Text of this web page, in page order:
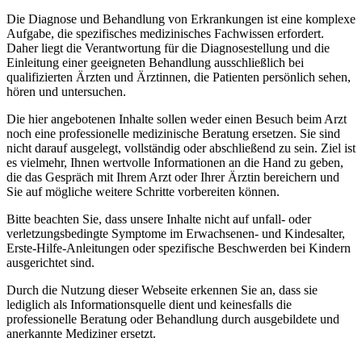
Die Diagnose und Behandlung von Erkrankungen ist eine komplexe
Aufgabe, die spezifisches medizinisches Fachwissen erfordert.
Daher liegt die Verantwortung für die Diagnosestellung und die
Einleitung einer geeigneten Behandlung ausschließlich bei
qualifizierten Ärzten und Ärztinnen, die Patienten persönlich sehen,
hören und untersuchen.
Die hier angebotenen Inhalte sollen weder einen Besuch beim Arzt
noch eine professionelle medizinische Beratung ersetzen. Sie sind
nicht darauf ausgelegt, vollständig oder abschließend zu sein. Ziel ist
es vielmehr, Ihnen wertvolle Informationen an die Hand zu geben,
die das Gespräch mit Ihrem Arzt oder Ihrer Ärztin bereichern und
Sie auf mögliche weitere Schritte vorbereiten können.
Bitte beachten Sie, dass unsere Inhalte nicht auf unfall- oder
verletzungsbedingte Symptome im Erwachsenen- und Kindesalter,
Erste-Hilfe-Anleitungen oder spezifische Beschwerden bei Kindern
ausgerichtet sind.
Durch die Nutzung dieser Webseite erkennen Sie an, dass sie
lediglich als Informationsquelle dient und keinesfalls die
professionelle Beratung oder Behandlung durch ausgebildete und
anerkannte Mediziner ersetzt.